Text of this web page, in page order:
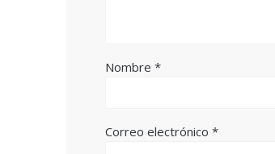
Nombre*
Correo electrónico*